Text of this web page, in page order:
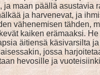
maan päällä
ja harvenevat, ja
vähenemisen tähden,
kaiken erämaaksi.
äitiensä käsivarsilta
jossa
hevosille ja